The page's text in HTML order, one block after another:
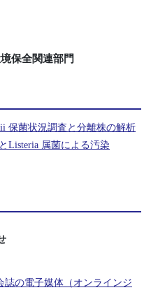
保全関連部門
保菌状況調査と分離株の解析
Listeria 属菌による汚染
誌の電子媒体（オンラインジ